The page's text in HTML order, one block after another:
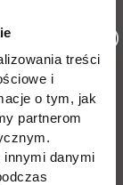
treści
i
o tym, jak
partnerom
innymi danymi